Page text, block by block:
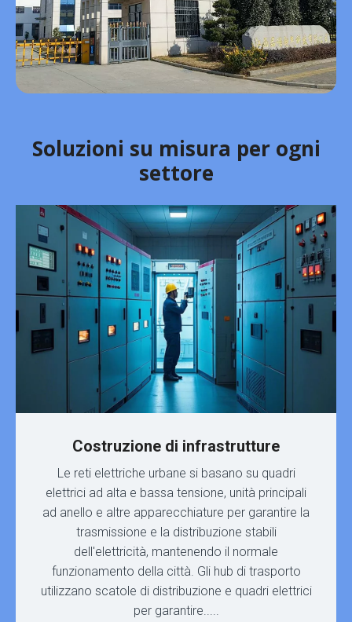
Soluzioni su misura per ogni
settore
Costruzione di infrastrutture
Le reti elettriche urbane si basano su quadri
elettrici ad alta e bassa tensione, unità principali
ad anello e altre apparecchiature per garantire la
trasmissione e la distribuzione stabili
dell'elettricità, mantenendo il normale
funzionamento della città. Gli hub di trasporto
utilizzano scatole di distribuzione e quadri elettrici
per garantire.....